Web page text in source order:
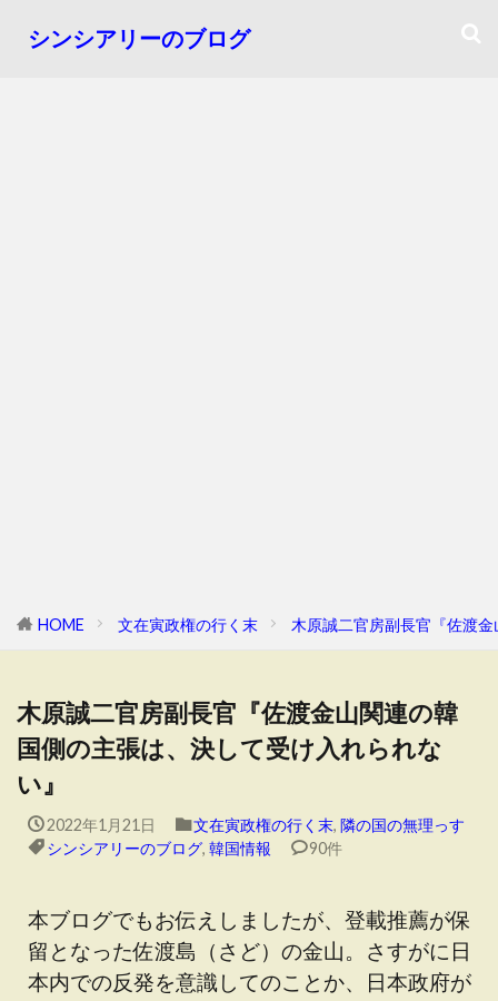
シンシアリーのブログ
HOME 文在寅政権の行く末 木原誠二官房副長官『佐渡
木原誠二官房副長官『佐渡金山関連の韓
国側の主張は、決して受け入れられな
い』
2022年1月21日 文在寅政権の行く末, 隣の国の無理っす
シンシアリーのブログ, 韓国情報 90件
本ブログでもお伝えしましたが、登載推薦が保
留となった佐渡島（さど）の金山。さすがに日
本内での反発を意識してのことか、日本政府が